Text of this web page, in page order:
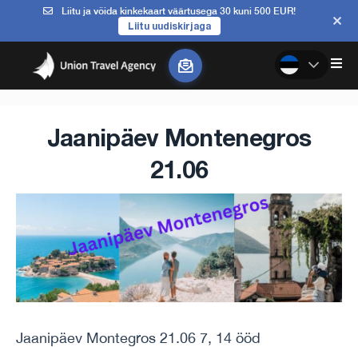
Liitu ja võida kinkekaart väärtusega 30 kuni 500 EUR!
Liitu uudiskirjaga
Jaanipäev Montenegros
21.06
Jaanipäev Montegros 21.06 7, 14 ööd